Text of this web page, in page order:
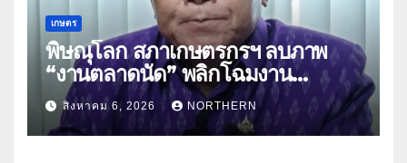
เกษตร
พิษณุโลก สภาเกษตรกรฯ ลบภาพ
“งานตลาดนัด” พลิกโฉมงาน
“เกษตรรุ่งเรืองเมืองสองแคว 69” มุ่ง
ประโยชน์เกษตรกร ดึงนวัตกรรม-จับ
คู่ธุรกิจดันสินค้าเกษตรสู่สากล (คลิป)
สิงหาคม 6, 2026 NORTHERN